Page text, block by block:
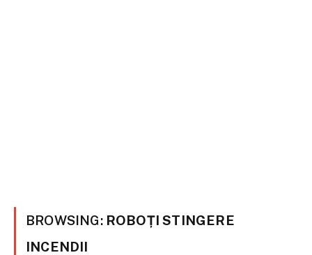
BROWSING: ROBOȚI STINGERE
INCENDII